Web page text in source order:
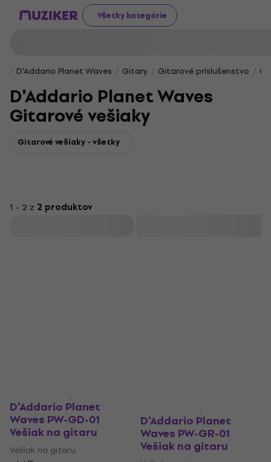
Všetky kategórie
D'Addario Planet Waves Gitary Gitarové príslušenstvo
D'Addario Planet Waves
Gitarové vešiaky
Gitarové vešiaky - všetky
1 - 2 z 2 produktov
D'Addario Planet
Waves PW-GD-01
Vešiak na gitaru
Vešiak na gitaru
D'Addario Planet
Waves PW-GR-01
Vešiak na gitaru